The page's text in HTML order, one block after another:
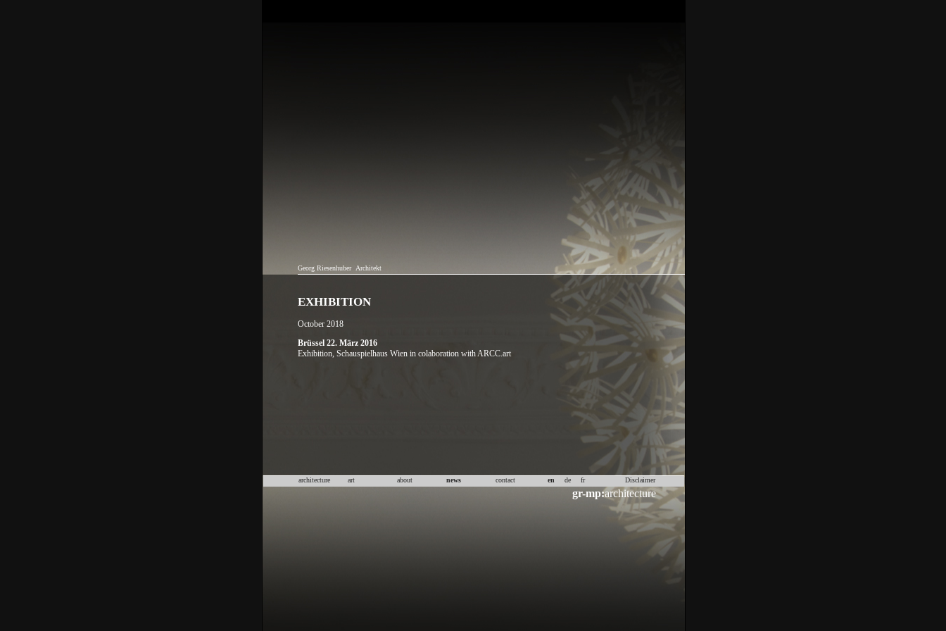
Georg Riesenhuber Architekt
EXHIBITION
October 2018
Brüssel 22. März 2016
Exhibition, Schauspielhaus Wien in colaboration with ARCC.art
gr-mp:architecture
architecture art about news contact en de fr Disclaimer